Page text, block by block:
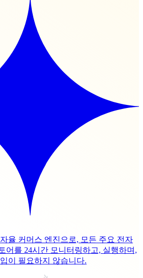
율 커머스 엔진으로, 모든 주요 전자
어를 24시간 모니터링하고, 실행하며,
이 필요하지 않습니다.